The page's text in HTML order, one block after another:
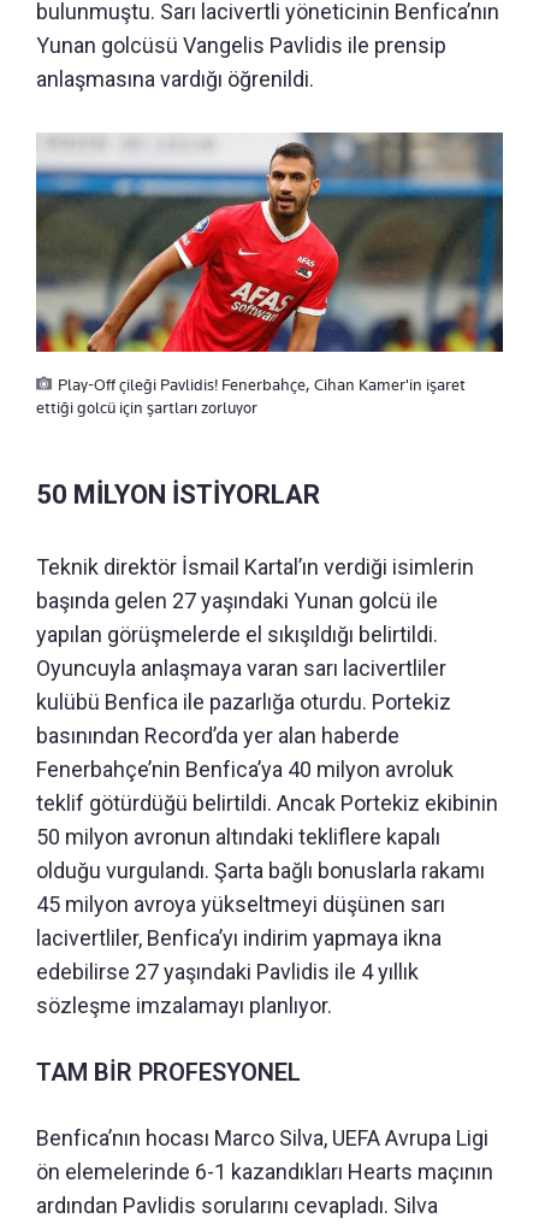
bulunmuştu. Sarı lacivertli yöneticinin Benfica’nın
Yunan golcüsü Vangelis Pavlidis ile prensip
anlaşmasına vardığı öğrenildi.
Play-Off çileği Pavlidis! Fenerbahçe, Cihan Kamer'in işaret
ettiği golcü için şartları zorluyor
50 MİLYON İSTİYORLAR
Teknik direktör İsmail Kartal’ın verdiği isimlerin
başında gelen 27 yaşındaki Yunan golcü ile
yapılan görüşmelerde el sıkışıldığı belirtildi.
Oyuncuyla anlaşmaya varan sarı lacivertliler
kulübü Benfica ile pazarlığa oturdu. Portekiz
basınından Record’da yer alan haberde
Fenerbahçe’nin Benfica’ya 40 milyon avroluk
teklif götürdüğü belirtildi. Ancak Portekiz ekibinin
50 milyon avronun altındaki tekliflere kapalı
olduğu vurgulandı. Şarta bağlı bonuslarla rakamı
45 milyon avroya yükseltmeyi düşünen sarı
lacivertliler, Benfica’yı indirim yapmaya ikna
edebilirse 27 yaşındaki Pavlidis ile 4 yıllık
sözleşme imzalamayı planlıyor.
TAM BİR PROFESYONEL
Benfica’nın hocası Marco Silva, UEFA Avrupa Ligi
ön elemelerinde 6-1 kazandıkları Hearts maçının
ardından Pavlidis sorularını cevapladı. Silva